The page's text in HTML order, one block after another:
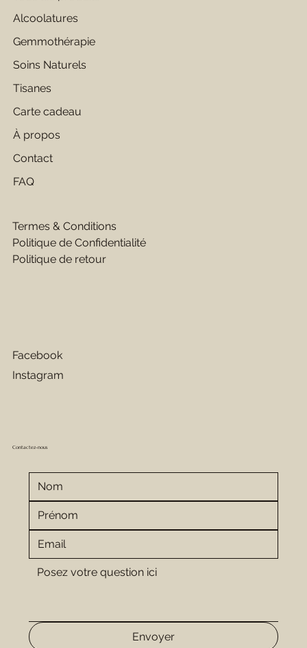
Alcoolatures
Gemmothérapie
Soins Naturels
Tisanes
Carte cadeau
À propos
Contact
FAQ
Termes & Conditions
Politique de Confidentialité
Politique de retour
Facebook
Instagram
Contactez-nous
Envoyer